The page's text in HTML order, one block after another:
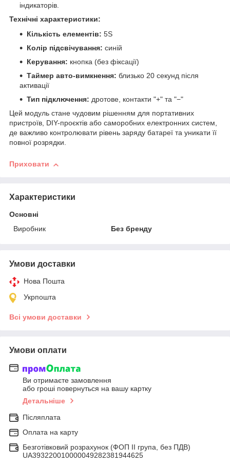
індикаторів.
Технічні характеристики:
Кількість елементів: 5S
Колір підсвічування: синій
Керування: кнопка (без фіксації)
Таймер авто-вимкнення: близько 20 секунд після
активації
Тип підключення: дротове, контакти "+" та "−"
Цей модуль стане чудовим рішенням для портативних
пристроїв, DIY-проєктів або саморобних електронних систем,
де важливо контролювати рівень заряду батареї та уникати її
повної розрядки.
Приховати
Характеристики
Основні
Виробник
Без бренду
Умови доставки
Нова Пошта
Укрпошта
Всі умови доставки
Умови оплати
Ви отримаєте замовлення
або гроші повернуться на вашу картку
Детальніше
Післяплата
Оплата на карту
Безготівковий розрахунок (ФОП ІІ група, без ПДВ)
UA393220010000049282381944625